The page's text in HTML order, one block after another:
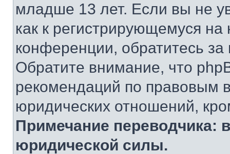
младше 13 лет. Если вы не
как к регистрирующемуся
конференции, обратитесь
Обратите внимание, что
рекомендаций по правовым
юридических отношений,
Примечание переводчика:
юридической силы.